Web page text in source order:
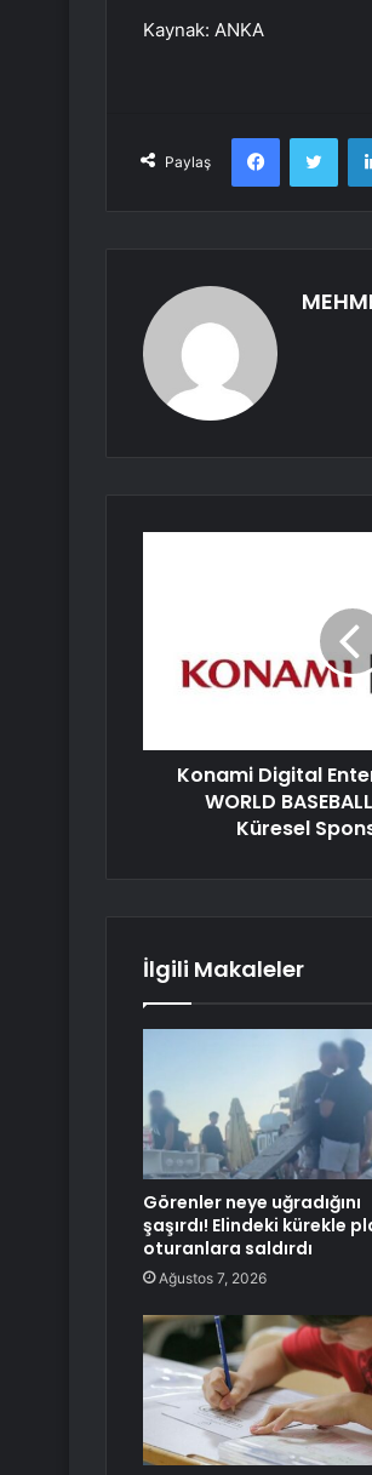
Kaynak: ANKA
Paylaş
Facebook
Konami Digital
WORLD
Küresel
İlgili Makaleler
Görenler neye uğradığını
şaşırdı! Elindeki kürekle
oturanlara saldırdı
Ağustos 7, 2026